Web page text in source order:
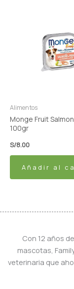
Alimentos
Monge Fruit
100gr
S/8.00
Añadir al
Con 12 años
mascotas,
veterinaria que